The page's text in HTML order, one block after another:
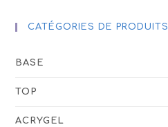
CATÉGORIES DE PRODUITS
BASE
TOP
ACRYGEL